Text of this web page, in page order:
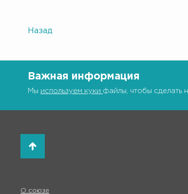
Назад
Важная информация
Мы используем куки файлы, чтобы сделать
О союзе